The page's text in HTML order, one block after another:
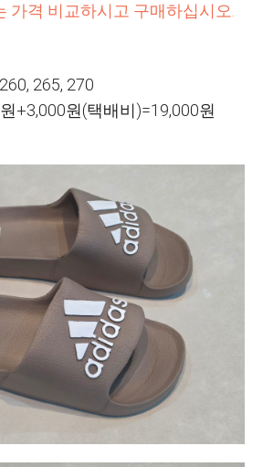
가격 비교하시고 구매하십시오.
265, 270
+3,000원(택배비)=19,000원